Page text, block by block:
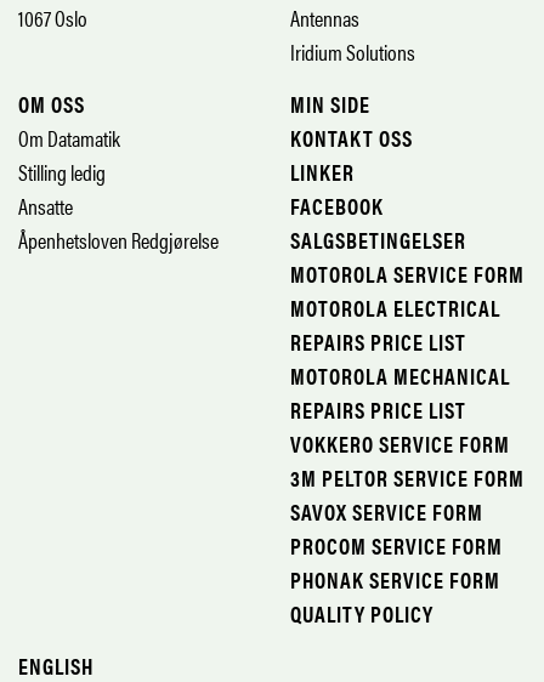
1067 Oslo
Antennas
Iridium Solutions
OM OSS
Om Datamatik
Stilling ledig
Ansatte
Åpenhetsloven Redgjørelse
MIN SIDE
KONTAKT OSS
LINKER
FACEBOOK
SALGSBETINGELSER
MOTOROLA SERVICE FORM
MOTOROLA ELECTRICAL
REPAIRS PRICE LIST
MOTOROLA MECHANICAL
REPAIRS PRICE LIST
VOKKERO SERVICE FORM
3M PELTOR SERVICE FORM
SAVOX SERVICE FORM
PROCOM SERVICE FORM
PHONAK SERVICE FORM
QUALITY POLICY
ENGLISH